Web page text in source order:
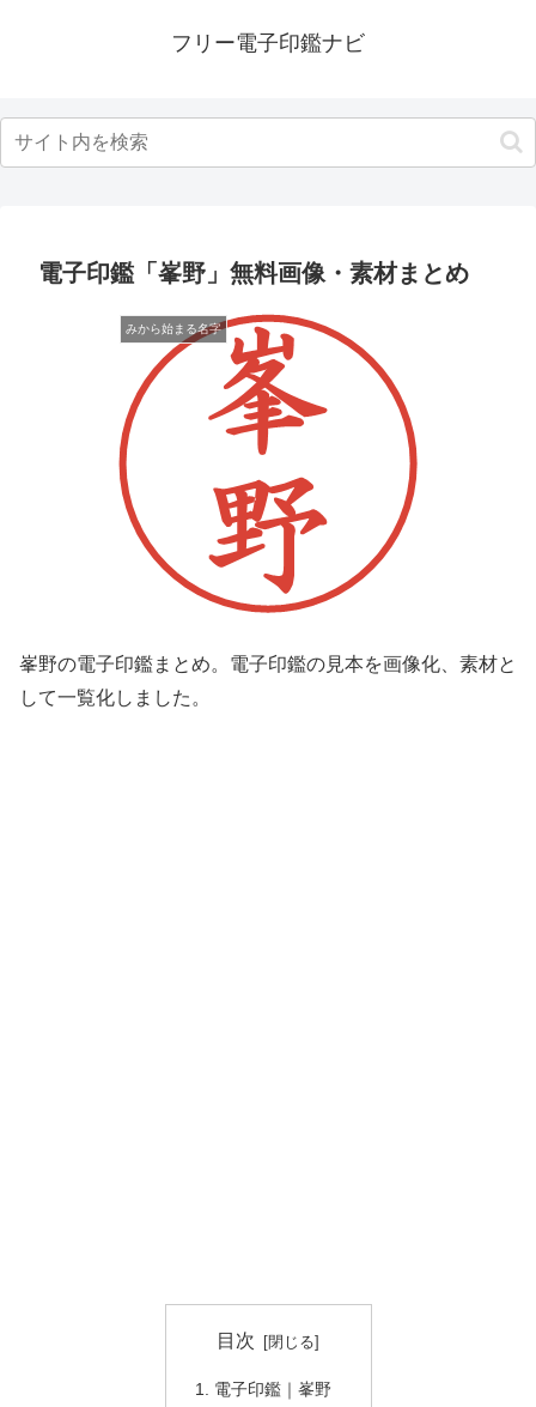
フリー電子印鑑ナビ
電子印鑑「峯野」無料画像・素材まとめ
みから始まる名字
峯野の電子印鑑まとめ。電子印鑑の見本を画像化、素材と
して一覧化しました。
目次
電子印鑑｜峯野